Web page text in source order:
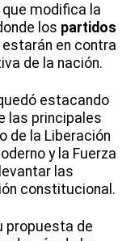
que modifica la
los partidos
en contra
de la nación.
estacando
las principales
de la Liberación
y la Fuerza
las
constitucional.
propuesta de